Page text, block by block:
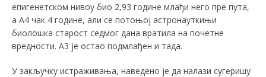
епигенетском нивоу био 2,93 године млађи него пре пута,
а А4 чак 4 године, али се потоњој астронауткињи
биолошка старост седмог дана вратила на почетне
вредности. А3 је остао подмлађен и тада.
У закључку истраживања, наведено је да налази сугеришу